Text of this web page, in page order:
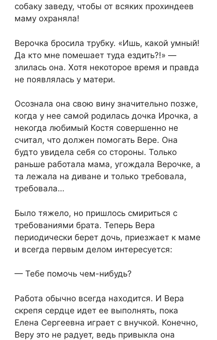
собаку заведу, чтобы от всяких прохиндеев
маму охраняла!
Верочка бросила трубку. «Ишь, какой умный!
Да кто мне помешает туда ездить?!» —
злилась она. Хотя некоторое время и правда
не появлялась у матери.
Осознала она свою вину значительно позже,
когда у нее самой родилась дочка Ирочка, а
некогда любимый Костя совершенно не
считал, что должен помогать Вере. Она
будто увидела себя со стороны. Только
раньше работала мама, угождала Верочке, а
та лежала на диване и только требовала,
требовала…
Было тяжело, но пришлось смириться с
требованиями брата. Теперь Вера
периодически берет дочь, приезжает к маме
и всегда первым делом интересуется:
— Тебе помочь чем-нибудь?
Работа обычно всегда находится. И Вера
скрепя сердце идет ее выполнять, пока
Елена Сергеевна играет с внучкой. Конечно,
Веру это не радует, ведь привыкла она